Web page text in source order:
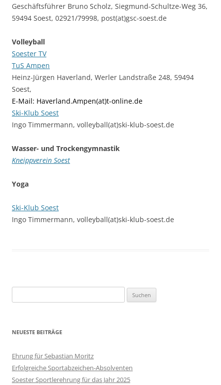
Geschäftsführer Bruno Scholz, Siegmund-Schultze-Weg 36,
59494 Soest, 02921/79998, post(at)gsc-soest.de
Volleyball
Soester TV
TuS Ampen
Heinz-Jürgen Haverland, Werler Landstraße 248, 59494
Soest,
E-Mail: Haverland.Ampen(at)t-online.de
Ski-Klub Soest
Ingo Timmermann, volleyball(at)ski-klub-soest.de
Wasser- und Trockengymnastik
Kneippverein Soest
Yoga
Ski-Klub Soest
Ingo Timmermann, volleyball(at)ski-klub-soest.de
nach:
NEUESTE BEITRÄGE
Ehrung für Sebastian Moritz
Erfolgreiche Sportabzeichen-Absolventen
Soester Sportlerehrung für das Jahr 2025